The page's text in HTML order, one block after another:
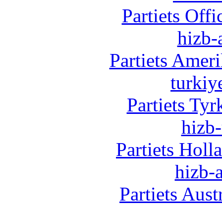
Partiets
hizb-
Partiets
Partiets
Partiets
hizb-
Partiets